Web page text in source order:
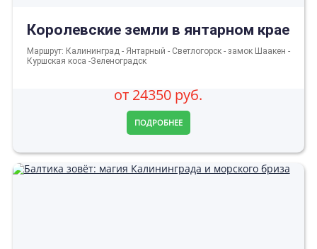
Королевские земли в янтарном крае
Маршрут: Калининград - Янтарный - Светлогорск - замок Шаакен -
Куршская коса -Зеленоградск
от 24350 руб.
ПОДРОБНЕЕ